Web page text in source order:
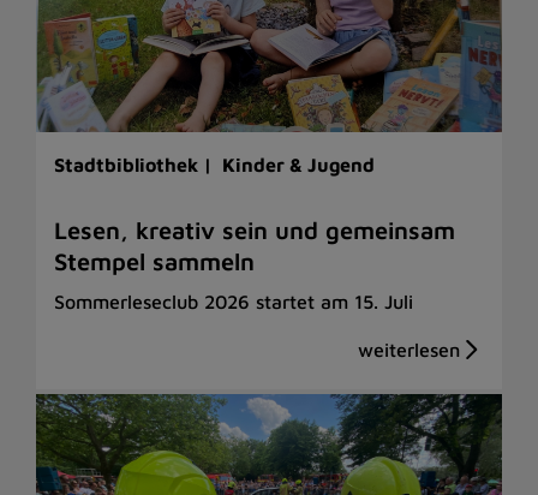
Stadtbibliothek | Kinder & Jugend
Lesen, kreativ sein und gemeinsam
Stempel sammeln
Sommerleseclub 2026 startet am 15. Juli